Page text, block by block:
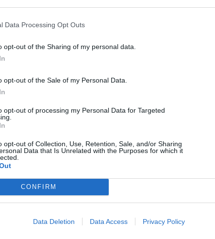
Data Processing Opt Outs
opt-out of the Sharing of my personal data.
opt-out of the Sale of my Personal Data.
opt-out of processing my Personal Data for Targeted
opt-out of Collection, Use, Retention, Sale, and/or Sharing
Data that Is Unrelated with the Purposes for which it
CONFIRM
Data Deletion Data Access Privacy Policy
köt az Arad megyei és az aradi önkormányzat
hogy közösen pályázzák meg a
villamossínpálya felújítási munkálatainak
azt nyilatkozta az Agerpres
vásárlásával bővítették a járműflottát,
jelentkezők közül csak négy felelt meg a
D-kategóriás jogosítvánnyal vagy
megszerezhető a jogosítvány, ingyen
magát, hogy azután minimum öt évig a
van a gépjárművezetői iskolánkban” –
is nehéz volt találni hivatásos
nagyon kevesen jelentkeztek.